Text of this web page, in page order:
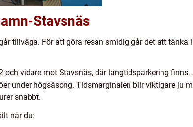
Stavsnäs
tillväga. För att göra resan smidig går det att tänka
vidare mot Stavsnäs, där långtidsparkering finns.
under högsäsong. Tidsmarginalen blir viktigare ju
snabbt.
när du: